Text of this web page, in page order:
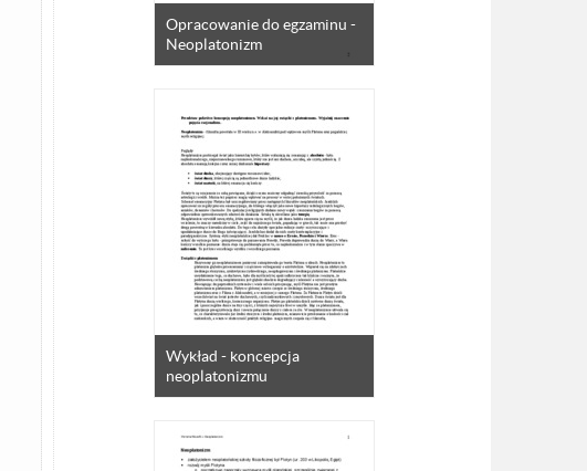
Opracowanie do egzaminu -
Neoplatonizm
Wykład - koncepcja
neoplatonizmu